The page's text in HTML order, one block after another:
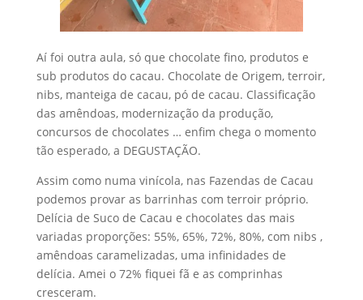
Aí foi outra aula, só que chocolate fino, produtos e
sub produtos do cacau. Chocolate de Origem, terroir,
nibs, manteiga de cacau, pó de cacau. Classificação
das amêndoas, modernização da produção,
concursos de chocolates … enfim chega o momento
tão esperado, a DEGUSTAÇÃO.
Assim como numa vinícola, nas Fazendas de Cacau
podemos provar as barrinhas com terroir próprio.
Delícia de Suco de Cacau e chocolates das mais
variadas proporções: 55%, 65%, 72%, 80%, com nibs ,
amêndoas caramelizadas, uma infinidades de
delícia. Amei o 72% fiquei fã e as comprinhas
cresceram.